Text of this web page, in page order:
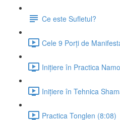
Ce este Sufletul?
Cele 9 Porți de
Inițiere în Practica
Inițiere în Tehnica
Practica Tonglen (8:08)